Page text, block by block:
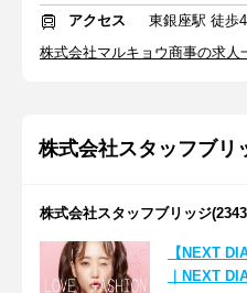
アクセス
東銀座駅 徒歩
株式会社マルキョウ商事の求人
株式会社スタッフブリ
株式会社スタッフブリッジ
【NEXT
｜NEXT